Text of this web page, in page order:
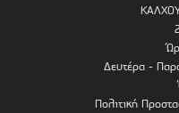
Δευτέρα -
Πολιτική